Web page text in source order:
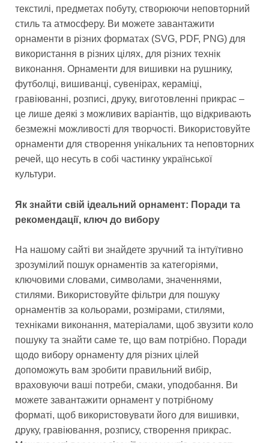
текстилі, предметах побуту, створюючи неповторний
стиль та атмосферу. Ви можете завантажити
орнаменти в різних форматах (SVG, PDF, PNG) для
використання в різних цілях, для різних технік
виконання. Орнаменти для вишивки на рушнику,
футболці, вишиванці, сувенірах, кераміці,
гравіюванні, розписі, друку, виготовленні прикрас –
це лише деякі з можливих варіантів, що відкривають
безмежні можливості для творчості. Використовуйте
орнаменти для створення унікальних та неповторних
речей, що несуть в собі частинку української
культури.
Як знайти свій ідеальний орнамент: Поради та
рекомендації, ключ до вибору
На нашому сайті ви знайдете зручний та інтуїтивно
зрозумілий пошук орнаментів за категоріями,
ключовими словами, символами, значеннями,
стилями. Використовуйте фільтри для пошуку
орнаментів за кольорами, розмірами, стилями,
техніками виконання, матеріалами, щоб звузити коло
пошуку та знайти саме те, що вам потрібно. Поради
щодо вибору орнаменту для різних цілей
допоможуть вам зробити правильний вибір,
враховуючи ваші потреби, смаки, уподобання. Ви
можете завантажити орнамент у потрібному
форматі, щоб використовувати його для вишивки,
друку, гравіювання, розпису, створення прикрас.